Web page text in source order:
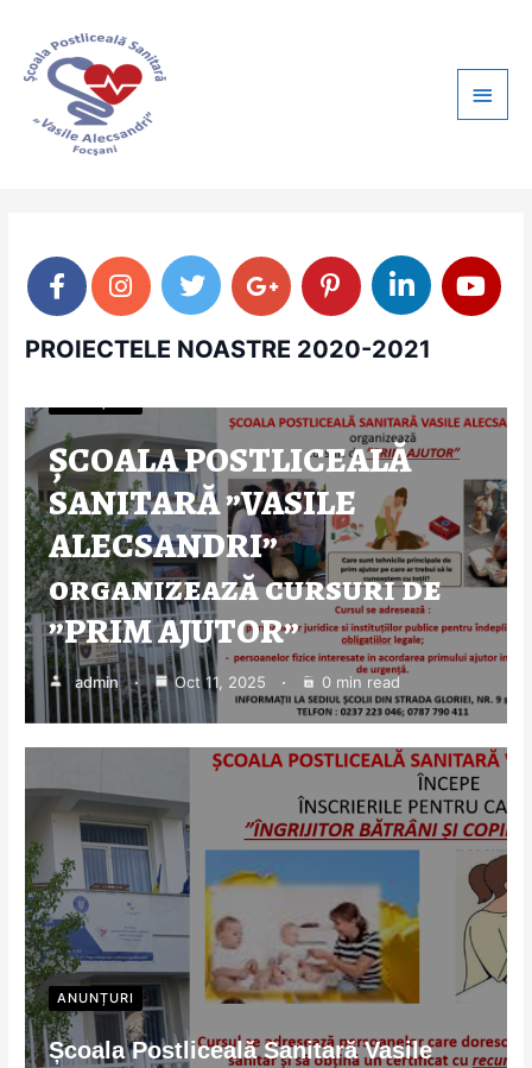
content
Menu
PROIECTELE NOASTRE 2020-2021
ȘCOALA POSTLICEALĂ
SANITARĂ ”VASILE
ALECSANDRI”
organizează cursuri de
”PRIM AJUTOR”
admin Oct 11, 2025 0 min read
ANUNȚURI
Școala Postliceală Sanitară Vasile